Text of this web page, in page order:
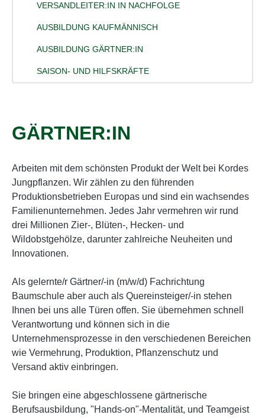
VERSANDLEITER:IN IN NACHFOLGE
AUSBILDUNG KAUFMÄNNISCH
AUSBILDUNG GÄRTNER:IN
SAISON- UND HILFSKRÄFTE
GÄRTNER:IN
Arbeiten mit dem schönsten Produkt der Welt bei Kordes
Jungpflanzen. Wir zählen zu den führenden
Produktionsbetrieben Europas und sind ein wachsendes
Familienunternehmen. Jedes Jahr vermehren wir rund
drei Millionen Zier-, Blüten-, Hecken- und
Wildobstgehölze, darunter zahlreiche Neuheiten und
Innovationen.
Als gelernte/r Gärtner/-in (m/w/d) Fachrichtung
Baumschule aber auch als Quereinsteiger/-in stehen
Ihnen bei uns alle Türen offen. Sie übernehmen schnell
Verantwortung und können sich in die
Unternehmensprozesse in den verschiedenen Bereichen
wie Vermehrung, Produktion, Pflanzenschutz und
Versand aktiv einbringen.
Sie bringen eine abgeschlossene gärtnerische
Berufsausbildung, "Hands-on"-Mentalität, und Teamgeist